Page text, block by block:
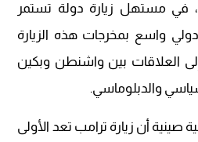
العاصمة الصينية Beijing، في مستهل زيارة دولة تستمر
واسع بمخرجات هذه الزيارة
العلاقات بين واشنطن وبكين
والدبلوماسي.
أن زيارة ترامب تعد الأولى